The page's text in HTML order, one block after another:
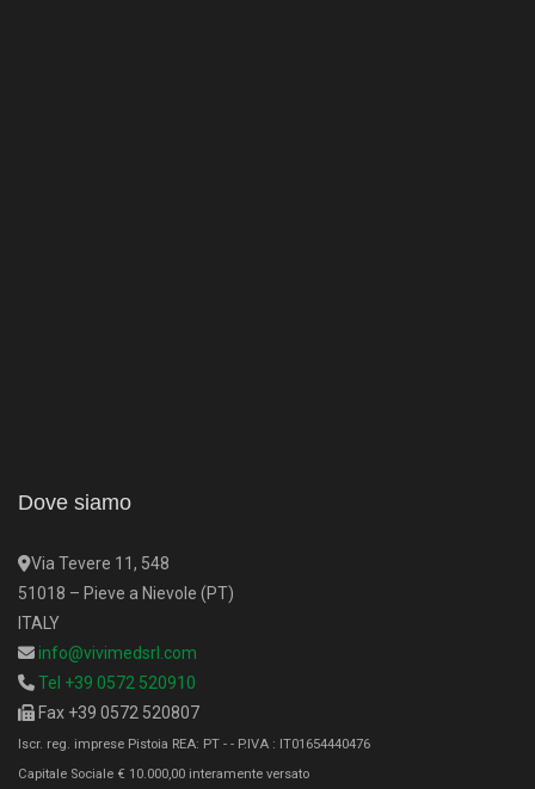
Dove siamo
Via Tevere 11, 548
51018 – Pieve a Nievole (PT)
ITALY
info@vivimedsrl.com
Tel +39 0572 520910
Fax +39 0572 520807
Iscr. reg. imprese Pistoia REA: PT - - P.IVA : IT01654440476
Capitale Sociale € 10.000,00 interamente versato